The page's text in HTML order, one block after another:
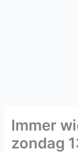
Immer
zondag